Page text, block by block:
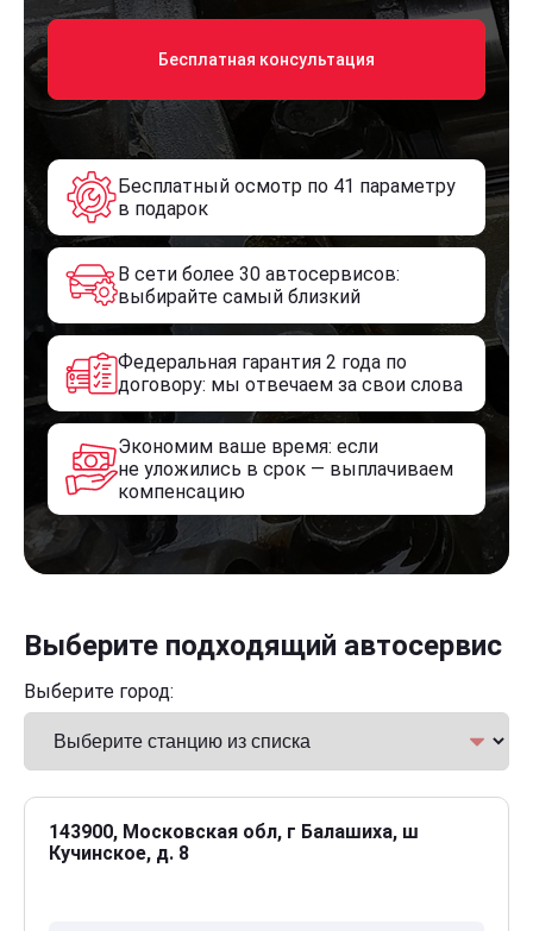
Бесплатная консультация
Бесплатный осмотр по 41 параметру
в подарок
В сети более 30 автосервисов:
выбирайте самый близкий
Федеральная гарантия 2 года по
договору: мы отвечаем за свои слова
Экономим ваше время: если
не уложились в срок — выплачиваем
компенсацию
Выберите подходящий автосервис
Выберите город:
143900, Московская обл, г Балашиха, ш
Кучинское, д. 8